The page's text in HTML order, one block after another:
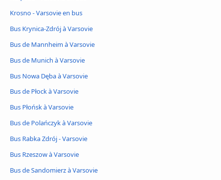
Krosno - Varsovie en bus
Bus Krynica-Zdrój à Varsovie
Bus de Mannheim à Varsovie
Bus de Munich à Varsovie
Bus Nowa Dęba à Varsovie
Bus de Płock à Varsovie
Bus Płońsk à Varsovie
Bus de Polańczyk à Varsovie
Bus Rabka Zdrój - Varsovie
Bus Rzeszow à Varsovie
Bus de Sandomierz à Varsovie